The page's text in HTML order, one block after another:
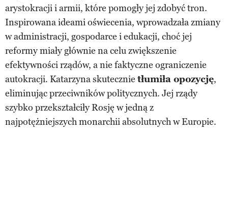
arystokracji i armii, które pomogły jej zdobyć tron.
Inspirowana ideami oświecenia, wprowadzała zmiany
w administracji, gospodarce i edukacji, choć jej
reformy miały głównie na celu zwiększenie
efektywności rządów, a nie faktyczne ograniczenie
autokracji. Katarzyna skutecznie tłumiła opozycję,
eliminując przeciwników politycznych. Jej rządy
szybko przekształciły Rosję w jedną z
najpotężniejszych monarchii absolutnych w Europie.